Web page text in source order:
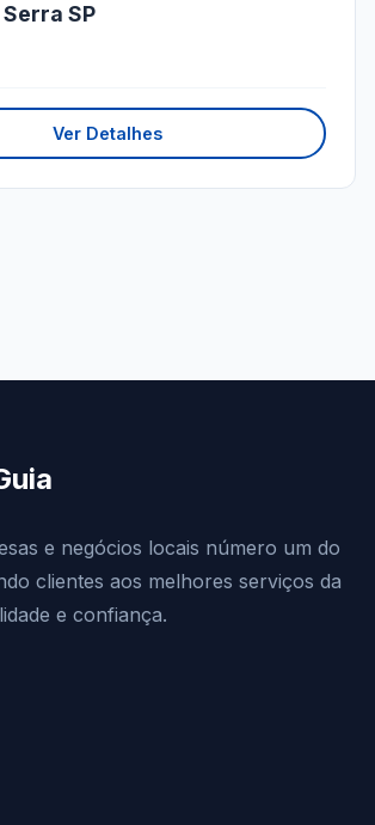
SP
Ver Detalhes
e negócios locais número um do
clientes aos melhores serviços da
e confiança.